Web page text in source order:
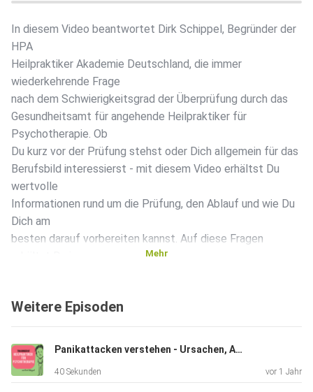
In diesem Video beantwortet Dirk Schippel, Begründer der
HPA
Heilpraktiker Akademie Deutschland, die immer
wiederkehrende Frage
nach dem Schwierigkeitsgrad der Überprüfung durch das
Gesundheitsamt für angehende Heilpraktiker für
Psychotherapie. Ob
Du kurz vor der Prüfung stehst oder Dich allgemein für das
Berufsbild interessierst - mit diesem Video erhältst Du
wertvolle
Informationen rund um die Prüfung, den Ablauf und wie Du
Dich am
besten darauf vorbereiten kannst. Auf diese Fragen
Prüfungsangst ?
Gesundheitsamt bestehen,
wenn man lange aus dem Lernen raus ist? 12:15 - 13:10
Wann ist eine
Mehr
Weitere Episoden
Panikattacken verstehen - Ursachen, Auslöser und individuelle Therapie
40 Sekunden vor 1 Jahr